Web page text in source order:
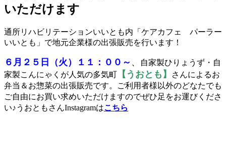
いただけます
通所リハビリテーションいいとも内「ケアカフェ パーラー
いいとも」で地元企業様の出張販売を行います！
６月２５日（火）１１：００～ 、
自家製ひりょうず・自
家製こんにゃくが人気の多気町 【うおとも】
さんによるお
弁当＆お惣菜の出張販売です。ご利用者様以外のどなたでも
ご自由にお買い求めいただけますのでぜひ足をお運びくださ
い♪うおともさんInstagramはこちら